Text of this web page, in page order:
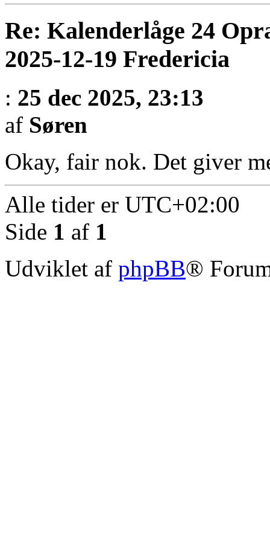
Re: Kalenderlåge 24
2025-12-19 Fredericia
: 25 dec 2025, 23:13
af Søren
Okay, fair nok. Det giver
Alle tider er UTC+02:00
Side 1 af 1
Udviklet af phpBB®